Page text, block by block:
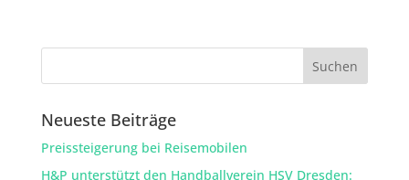
Neueste Beiträge
Preissteigerung bei Reisemobilen
H&P unterstützt den Handballverein HSV Dresden: